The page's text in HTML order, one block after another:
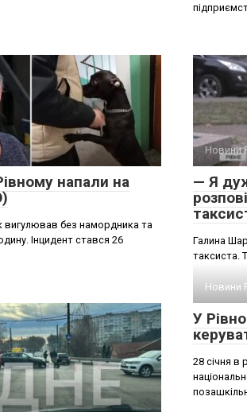
напали на
вигулював без намордника та
Інцидент стався 26
Новини
— Я
Галина
таксиста.
Новини
У
28 січня в